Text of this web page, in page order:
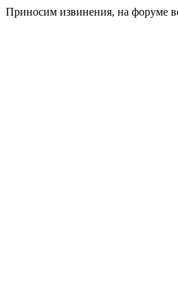
Приносим извинения, на форуме